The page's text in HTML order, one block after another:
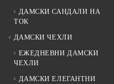
ДАМСКИ САНДАЛИ НА
ТОК
ДАМСКИ ЧЕХЛИ
ЕЖЕДНЕВНИ ДАМСКИ
ЧЕХЛИ
ДАМСКИ ЕЛЕГАНТНИ